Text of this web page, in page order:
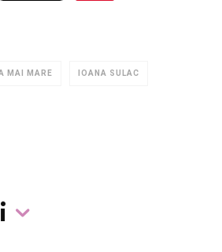
MAI MARE IOANA SULAC